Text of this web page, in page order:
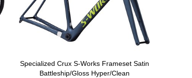
Specialized Crux S-Works Frameset Satin
Battleship/Gloss Hyper/Clean